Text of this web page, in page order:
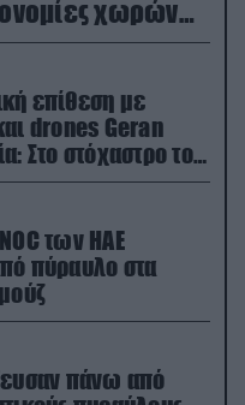
χωρών
επίθεση με
drones Geran
Στο στόχαστρο το
Flamingo
των ΗΑΕ
πύραυλο στα
πάνω από